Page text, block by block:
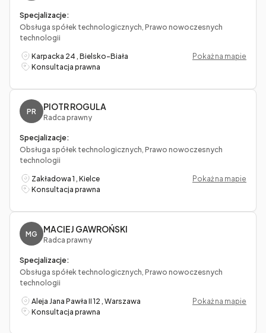
Specjalizacje:
Obsługa spółek technologicznych, Prawo nowoczesnych
technologii
Karpacka 24 , Bielsko-Biała
Pokaż na mapie
Konsultacja prawna
PR PIOTR ROGULA
Radca prawny
Specjalizacje:
Obsługa spółek technologicznych, Prawo nowoczesnych
technologii
Zakładowa 1 , Kielce
Pokaż na mapie
Konsultacja prawna
MG MACIEJ GAWROŃSKI
Radca prawny
Specjalizacje:
Obsługa spółek technologicznych, Prawo nowoczesnych
technologii
Aleja Jana Pawła II 12 , Warszawa
Pokaż na mapie
Konsultacja prawna